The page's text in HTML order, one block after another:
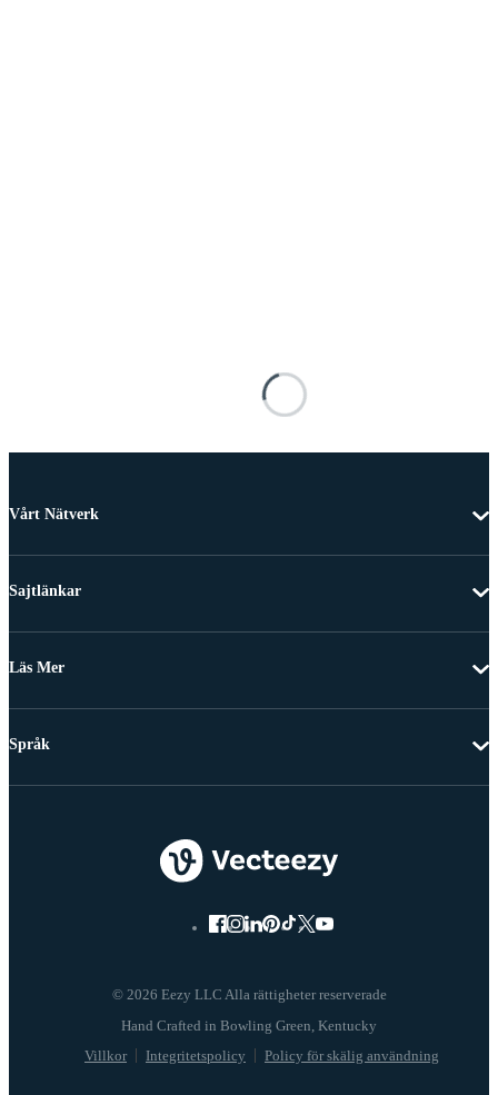
Vårt Nätverk
Sajtlänkar
Läs Mer
© 2026 Eezy LLC Alla rättigheter reserverade
Villkor Integritetspolicy Policy för skälig användning
Språk